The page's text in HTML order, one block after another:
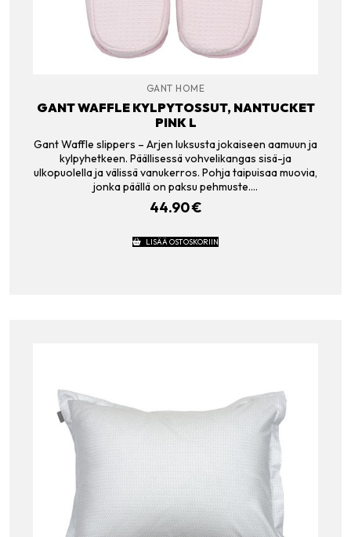
GANT HOME
GANT WAFFLE KYLPYTOSSUT, NANTUCKET
PINK L
Gant Waffle slippers – Arjen luksusta jokaiseen aamuun ja
kylpyhetkeen. Päällisessä vohvelikangas sisä-ja
ulkopuolella ja välissä vanukerros. Pohja taipuisaa muovia,
jonka päällä on paksu pehmuste.…
44.90€
LISÄÄ OSTOSKORIIN